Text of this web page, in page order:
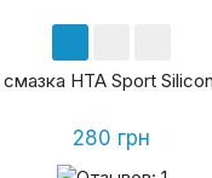
HTA Sport
280 грн